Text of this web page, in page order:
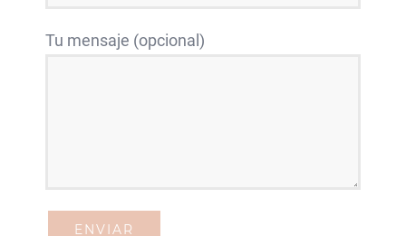
Tu mensaje (opcional)